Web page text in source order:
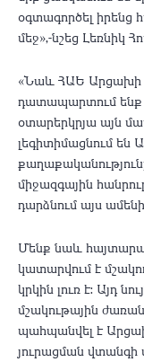
օգտագործել
մեջ»,-նշեց Լեռնիկ
«Նաև ՀԱԵ Արցախի
դատապարտում ենք
օտարերկրյա այն
լեգիտիմացնում են
միջազգային
դարձնում այս
Մենք նաև
կատարվում է
կրկին լուռ է: Այդ
մշակութային
պահպանվել է
յուրացման վտանգի